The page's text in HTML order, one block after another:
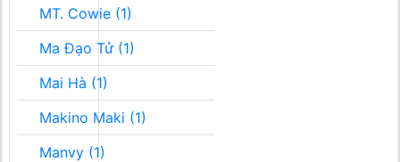
MT. Cowie (1)
Ma Đạo Tử (1)
Mai Hà (1)
Makino Maki (1)
Manvy (1)